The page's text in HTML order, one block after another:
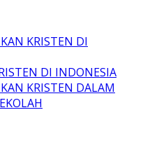
KRISTEN DI
DI INDONESIA
KRISTEN DALAM